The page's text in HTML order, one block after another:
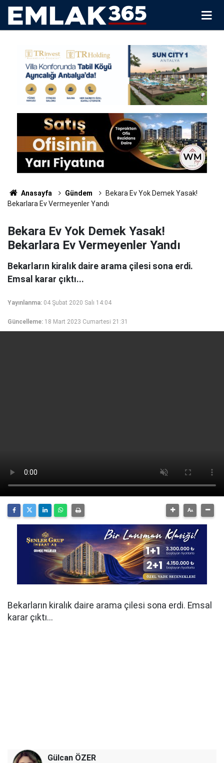
Anasayfa Gündem
Bekara Ev Yok Demek Yasak!
Bekarlara Ev Vermeyenler Yandı
Bekara Ev Yok Demek Yasak!
Bekarlara Ev Vermeyenler Yandı
Bekarların kiralık daire arama çilesi sona erdi.
Emsal karar çıktı...
Yayınlanma: 04 Şubat 2020 Salı 14:04
Güncelleme: 18 Mart 2023 Cumartesi 21:31
Bekarların kiralık daire arama çilesi sona erdi. Emsal
karar çıktı...
Gülcan ÖZER